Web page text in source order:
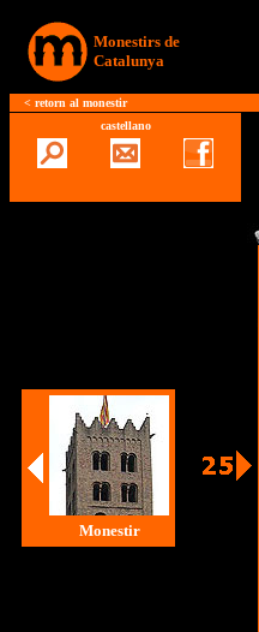
Monestirs de
Catalunya
< retorn al monestir
castellano
Monestir